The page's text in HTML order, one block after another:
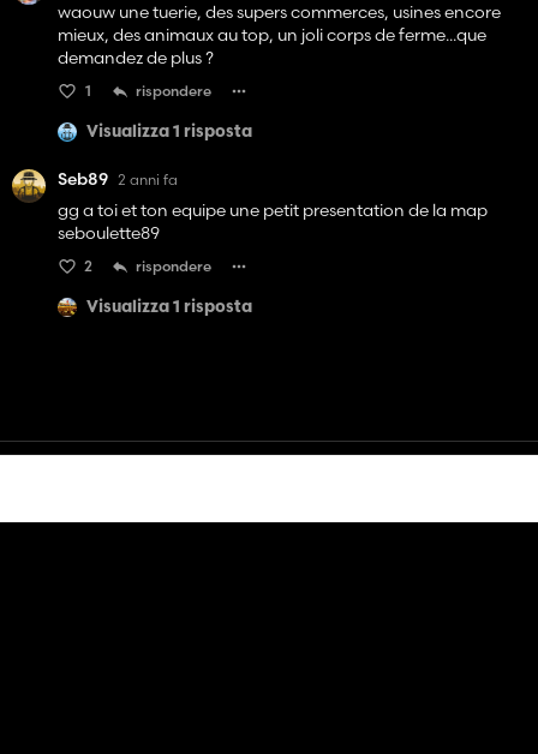
waouw une tuerie, des supers commerces, usines encore
mieux, des animaux au top, un joli corps de ferme...que
demandez de plus ?
1 rispondere
Visualizza 1 risposta
Seb89 2 anni fa
gg a toi et ton equipe une petit presentation de la map
seboulette89
2 rispondere
Visualizza 1 risposta